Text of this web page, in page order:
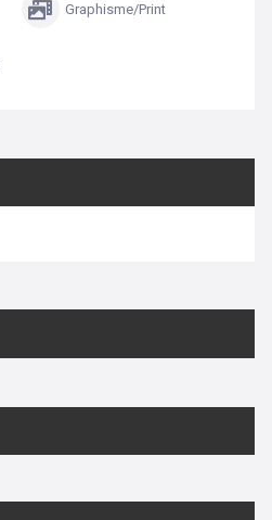
Graphisme/Print